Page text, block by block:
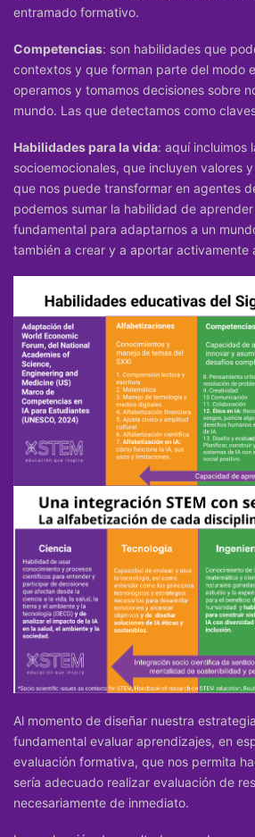
entramado formativo.
Competencias: son habilidades que
contextos y que forman parte del modo
operamos y tomamos decisiones sobre
mundo. Las que detectamos como
Habilidades para la vida: aquí incluimos
socioemocionales, que incluyen valores
que nos puede transformar en agentes
podemos sumar la habilidad de
fundamental para adaptarnos a un
también a crear y a aportar activamente
Al momento de diseñar nuestra
fundamental evaluar aprendizajes, en
evaluación formativa, que nos permita
sería adecuado realizar evaluación de
necesariamente de inmediato.